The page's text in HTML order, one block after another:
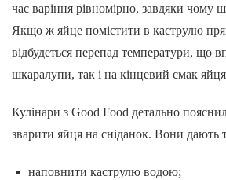
час варіння рівномірно, завдяки чому
Якщо ж яйце помістити в каструлю
відбудеться перепад температури, що
шкаралупи, так і на кінцевий смак
Кулінари з Good Food детально
зварити яйця на сніданок. Вони дають
наповнити каструлю водою;